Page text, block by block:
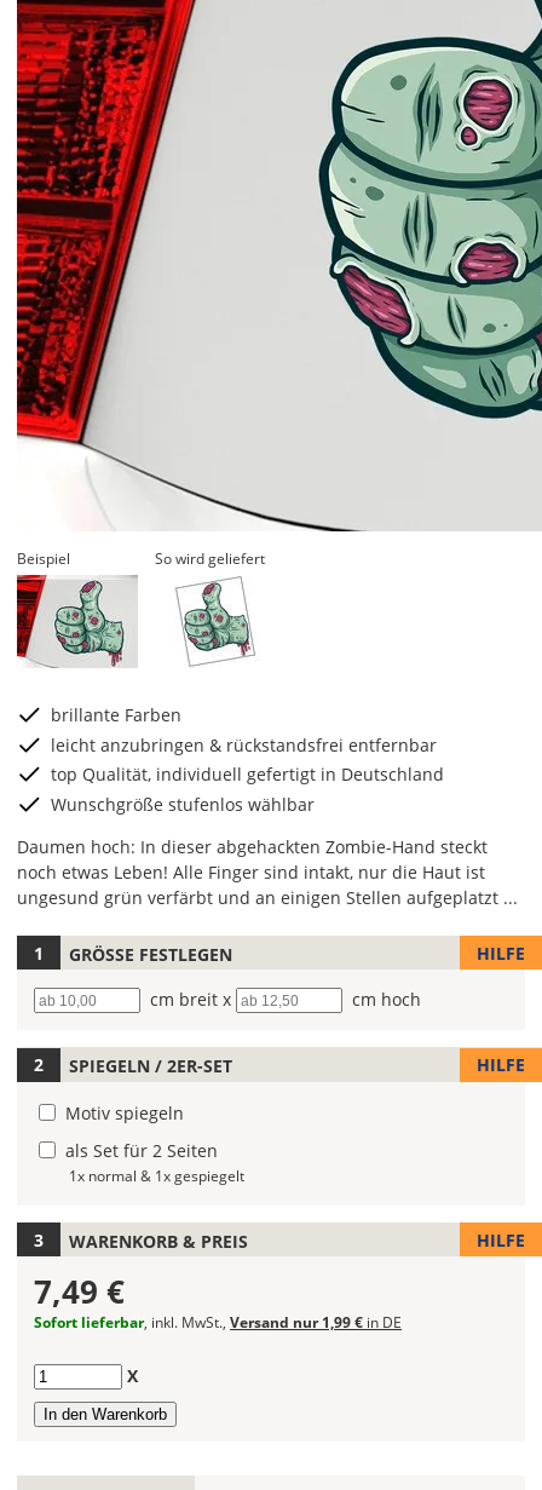
Beispiel So wird geliefert
brillante Farben
leicht anzubringen & rückstandsfrei entfernbar
top Qualität, individuell gefertigt in Deutschland
Wunschgröße stufenlos wählbar
Daumen hoch: In dieser abgehackten Zombie-Hand steckt
noch etwas Leben! Alle Finger sind intakt, nur die Haut ist
ungesund grün verfärbt und an einigen Stellen aufgeplatzt ...
Lege
die
Deines
Autoaufklebers
fest.
Die
jeweils
Größe
zeigt
die
erforderliche
Mindestgröße.
Soll
der
Autoaufkleber
werden?
GRÖSSE FESTLEGEN HILFE
Breite cm breit x Höhe cm hoch
SPIEGELN / 2ER-SET HILFE
Motiv spiegeln
als Set für 2 Seiten
1x normal & 1x gespiegelt
WARENKORB & PREIS HILFE
7,49 €
Sofort lieferbar, inkl. MwSt., Versand nur 1,99 € in DE
Anzahl X